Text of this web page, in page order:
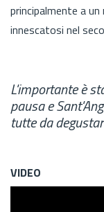
principalmente a
innescatosi nel
L'importante è
pausa e
tutte da
VIDEO